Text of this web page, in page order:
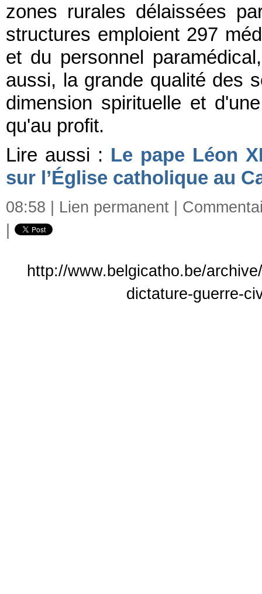
zones rurales délaissées
structures emploient 297
et du personnel
aussi, la grande qualité des
dimension spirituelle et
qu'au profit.
Lire aussi : Le pape Léon
sur l’Église catholique au
08:58 | Lien permanent
http://www.belgicatho.be/
dictature-guerre-